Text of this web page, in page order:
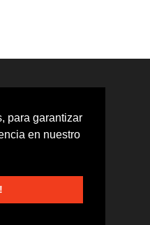
para garantizar
en nuestro
Lamborghini